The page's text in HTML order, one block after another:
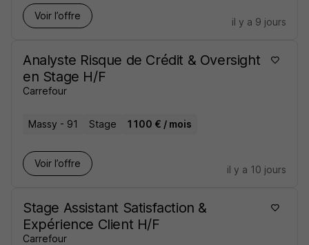
Voir l’offre
il y a 9 jours
Analyste Risque de Crédit & Oversight
en Stage H/F
Carrefour
Massy - 91 Stage 1 100 € / mois
Voir l’offre
il y a 10 jours
Stage Assistant Satisfaction &
Expérience Client H/F
Carrefour